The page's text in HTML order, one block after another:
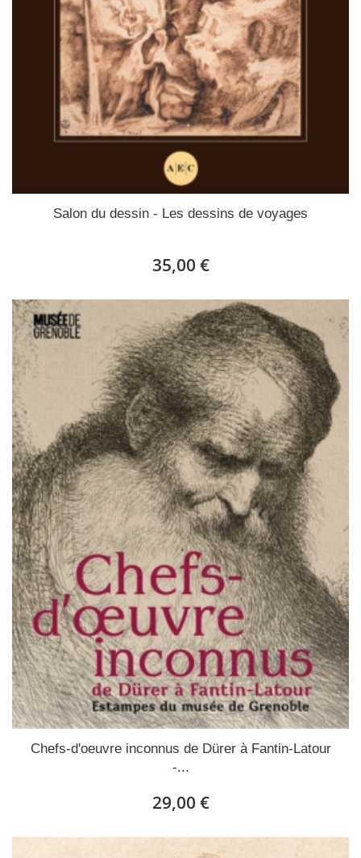
Salon du dessin - Les dessins de voyages
35,00 €
Chefs-d'oeuvre inconnus de Dürer à Fantin-Latour
-...
29,00 €